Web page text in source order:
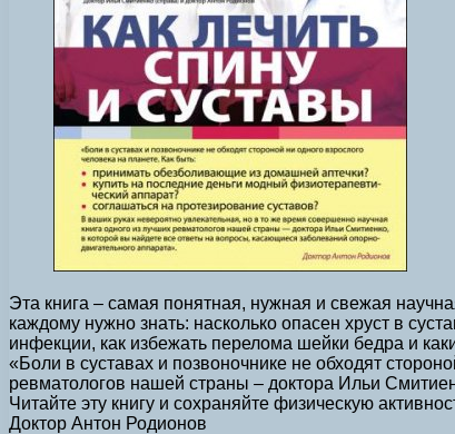
Эта книга – самая понятная, нужная и свежая
каждому нужно знать: насколько опасен хруст в
инфекции, как избежать перелома шейки бедра и
«Боли в суставах и позвоночнике не обходят
ревматологов нашей страны – доктора Ильи
Читайте эту книгу и сохраняйте физическую
Доктор Антон Родионов